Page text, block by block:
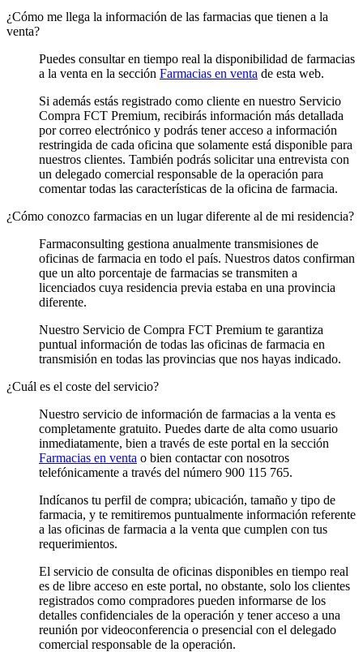
¿Cómo me llega la información de las farmacias que tienen a la
venta?
Puedes consultar en tiempo real la disponibilidad de farmacias
a la venta en la sección Farmacias en venta de esta web.
Si además estás registrado como cliente en nuestro Servicio
Compra FCT Premium, recibirás información más detallada
por correo electrónico y podrás tener acceso a información
restringida de cada oficina que solamente está disponible para
nuestros clientes. También podrás solicitar una entrevista con
un delegado comercial responsable de la operación para
comentar todas las características de la oficina de farmacia.
¿Cómo conozco farmacias en un lugar diferente al de mi residencia?
Farmaconsulting gestiona anualmente transmisiones de
oficinas de farmacia en todo el país. Nuestros datos confirman
que un alto porcentaje de farmacias se transmiten a
licenciados cuya residencia previa estaba en una provincia
diferente.
Nuestro Servicio de Compra FCT Premium te garantiza
puntual información de todas las oficinas de farmacia en
transmisión en todas las provincias que nos hayas indicado.
¿Cuál es el coste del servicio?
Nuestro servicio de información de farmacias a la venta es
completamente gratuito. Puedes darte de alta como usuario
inmediatamente, bien a través de este portal en la sección
Farmacias en venta o bien contactar con nosotros
telefónicamente a través del número 900 115 765.
Indícanos tu perfil de compra; ubicación, tamaño y tipo de
farmacia, y te remitiremos puntualmente información referente
a las oficinas de farmacia a la venta que cumplen con tus
requerimientos.
El servicio de consulta de oficinas disponibles en tiempo real
es de libre acceso en este portal, no obstante, solo los clientes
registrados como compradores pueden informarse de los
detalles confidenciales de la operación y tener acceso a una
reunión por videoconferencia o presencial con el delegado
comercial responsable de la operación.